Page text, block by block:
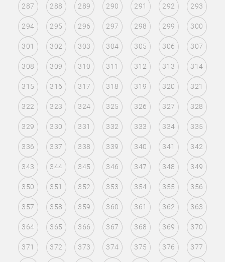
287 288 289 290 291 292 293
294 295 296 297 298 299 300
301 302 303 304 305 306 307
308 309 310 311 312 313 314
315 316 317 318 319 320 321
322 323 324 325 326 327 328
329 330 331 332 333 334 335
336 337 338 339 340 341 342
343 344 345 346 347 348 349
350 351 352 353 354 355 356
357 358 359 360 361 362 363
364 365 366 367 368 369 370
371 372 373 374 375 376 377